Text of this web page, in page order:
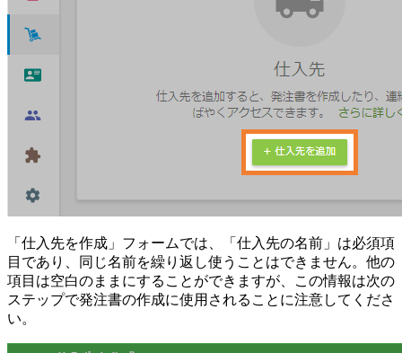
「仕入先を作成」フォームでは、「仕入先の名前」は必須項
目であり、同じ名前を繰り返し使うことはできません。他の
項目は空白のままにすることができますが、この情報は次の
ステップで発注書の作成に使用されることに注意してくださ
い。